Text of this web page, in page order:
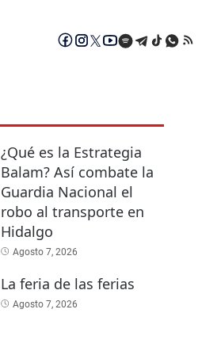
¿Qué es la Estrategia
Balam? Así combate la
Guardia Nacional el
robo al transporte en
Hidalgo
Agosto 7, 2026
La feria de las ferias
Agosto 7, 2026